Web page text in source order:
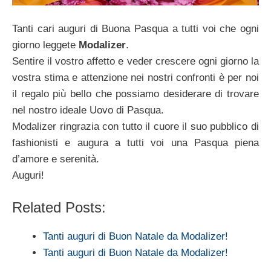
Tanti cari auguri di Buona Pasqua a tutti voi che ogni
giorno leggete Modalizer.
Sentire il vostro affetto e veder crescere ogni giorno la
vostra stima e attenzione nei nostri confronti è per noi
il regalo più bello che possiamo desiderare di trovare
nel nostro ideale Uovo di Pasqua.
Modalizer ringrazia con tutto il cuore il suo pubblico di
fashionisti e augura a tutti voi una Pasqua piena
d’amore e serenità.
Auguri!
Related Posts:
Tanti auguri di Buon Natale da Modalizer!
Tanti auguri di Buon Natale da Modalizer!